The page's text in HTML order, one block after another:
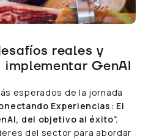
reales y
GenAI
esperados de la jornada
Experiencias: El
del objetivo al éxito”.
del sector para abordar